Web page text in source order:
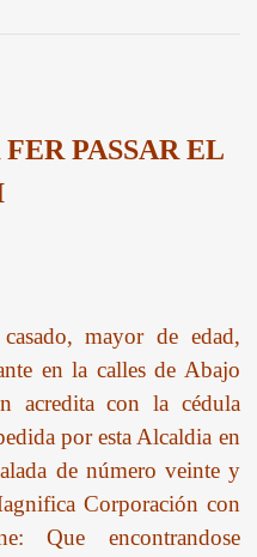
PASSAR EL
mayor de edad,
en la calles de Abajo
acredita con la cédula
por esta Alcaldia en
de número veinte y
Corporación con
Que encontrandose